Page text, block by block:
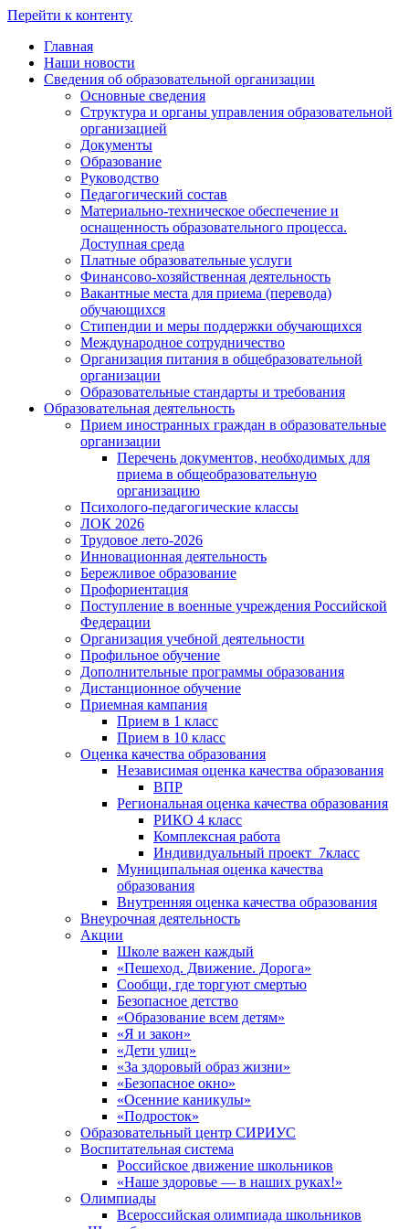
Перейти к контенту
Главная
Наши новости
Сведения об образовательной организации
Основные сведения
Структура и органы управления образовательной
организацией
Документы
Образование
Руководство
Педагогический состав
Материально-техническое обеспечение и
оснащенность образовательного процесса.
Доступная среда
Платные образовательные услуги
Финансово-хозяйственная деятельность
Вакантные места для приема (перевода)
обучающихся
Стипендии и меры поддержки обучающихся
Международное сотрудничество
Организация питания в общебразовательной
организации
Образовательные стандарты и требования
Образовательная деятельность
Прием иностранных граждан в образовательные
организации
Перечень документов, необходимых для
приема в общеобразовательную
организацию
Психолого-педагогические классы
ЛОК 2026
Трудовое лето-2026
Инновационная деятельность
Бережливое образование
Профориентация
Поступление в военные учреждения Российской
Федерации
Организация учебной деятельности
Профильное обучение
Дополнительные программы образования
Дистанционное обучение
Приемная кампания
Прием в 1 класс
Прием в 10 класс
Оценка качества образования
Независимая оценка качества образования
ВПР
Региональная оценка качества образования
РИКО 4 класс
Комплексная работа
Индивидуальный проект_7класс
Муниципальная оценка качества
образования
Внутренняя оценка качества образования
Внеурочная деятельность
Акции
Школе важен каждый
«Пешеход. Движение. Дорога»
Сообщи, где торгуют смертью
Безопасное детство
«Образование всем детям»
«Я и закон»
«Дети улиц»
«За здоровый образ жизни»
«Безопасное окно»
«Осенние каникулы»
«Подросток»
Образовательный центр СИРИУС
Воспитательная система
Российское движение школьников
«Наше здоровье — в наших руках!»
Олимпиады
Всероссийская олимпиада школьников